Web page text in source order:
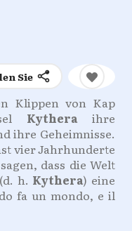
Sie
Klippen von Kap
Kytheraihre
ihre Geheimnisse.
vier Jahrhunderte
dass die Welt
(d. h. Kythera) eine
fa un mondo, e il